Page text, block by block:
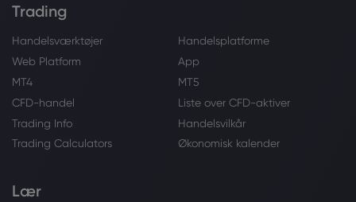
Trading
Handelsværktøjer
Handelsplatforme
Web Platform
App
MT4
MT5
CFD-handel
Liste over CFD-aktiver
Trading Info
Handelsvilkår
Trading Calculators
Økonomisk kalender
Lær